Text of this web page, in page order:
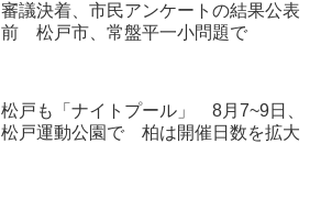
審議決着、市民アンケートの結果公表
前 松戸市、常盤平一小問題で
松戸も「ナイトプール」 8月7~9日、
松戸運動公園で 柏は開催日数を拡大